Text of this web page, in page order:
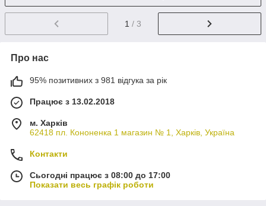
1 / 3
Про нас
95% позитивних з 981 відгука за рік
Працює з 13.02.2018
м. Харків
62418 пл. Кононенка 1 магазин № 1, Харків, Україна
Контакти
Сьогодні працює з 08:00 до 17:00
Показати весь графік роботи